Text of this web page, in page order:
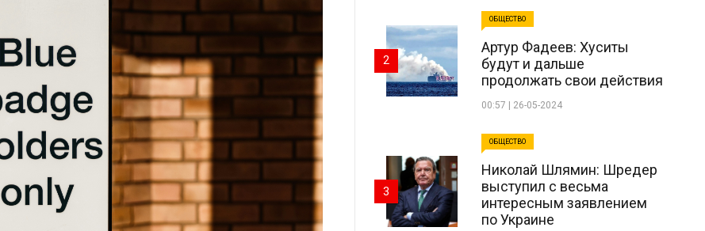
ОБЩЕСТВО
Артур Фадеев: Хуситы
будут и дальше
продолжать свои действия
00:57 | 26-05-2024
2
ОБЩЕСТВО
Николай Шлямин: Шредер
выступил с весьма
интересным заявлением
по Украине
3